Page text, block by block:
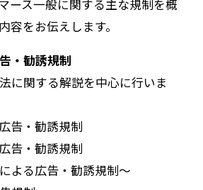
ース一般に関する主な規制を概
容をお伝えします。
・勧誘規制
に関する解説を中心に行いま
告・勧誘規制
告・勧誘規制
よる広告・勧誘規制～